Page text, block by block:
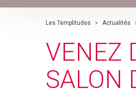
Les Templitudes > Actualités
VENEZ
SALON